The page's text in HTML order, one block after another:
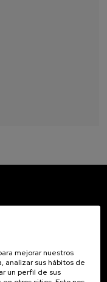
mejorar nuestros
analizar sus hábitos de
un perfil de sus